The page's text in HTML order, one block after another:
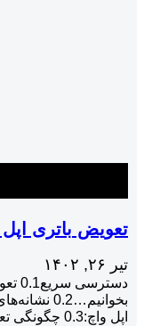
تعویض باتری
تیر ۲۶, ۱۴۰۲
اپل واچ:0.3 چگونگی تعویض باتری اپل واچ:0.4...